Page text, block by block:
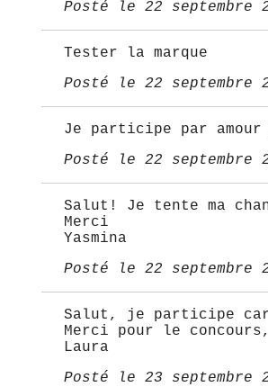
Posté le 22 septembre
Tester la marque
Posté le 22 septembre
Je participe par
Posté le 22 septembre
Salut! Je tente ma
Merci
Yasmina
Posté le 22 septembre
Salut, je participe car
Merci pour le concours,
Laura
Posté le 23 septembre